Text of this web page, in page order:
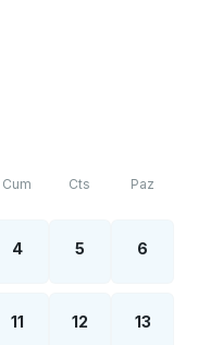
Cum Cts Paz
4 5 6
11 12 13